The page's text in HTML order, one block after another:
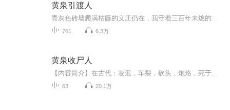
黄泉引渡人
761 6.3万
黄泉收尸人
63 20.1万